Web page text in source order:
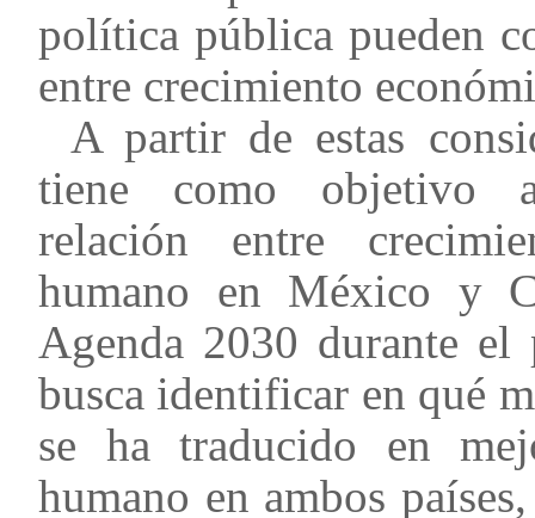
política pública pueden
entre crecimiento
A partir de estas
tiene como objetivo
relación entre
humano en México y
Agenda 2030 durante
busca identificar en qué
se ha traducido en
humano en ambos